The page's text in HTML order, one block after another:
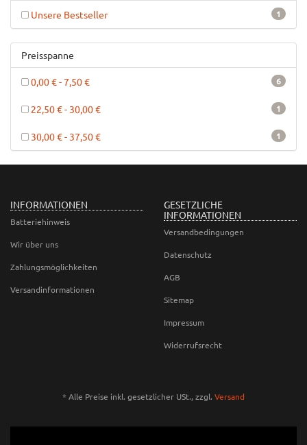
1
Unsere Bestseller
Preisspanne
6
0,00 € - 7,50 €
1
22,50 € - 30,00 €
1
30,00 € - 37,50 €
INFORMATIONEN
Batteriehinweis
Wir über uns
Zahlungsmöglichkeiten
Versandinformationen
GESETZLICHE
INFORMATIONEN
Versandbedingungen
Datenschutz
AGB
Sitemap
Impressum
Widerrufsrecht
* Alle Preise inkl. gesetzlicher USt., zzgl. Versand